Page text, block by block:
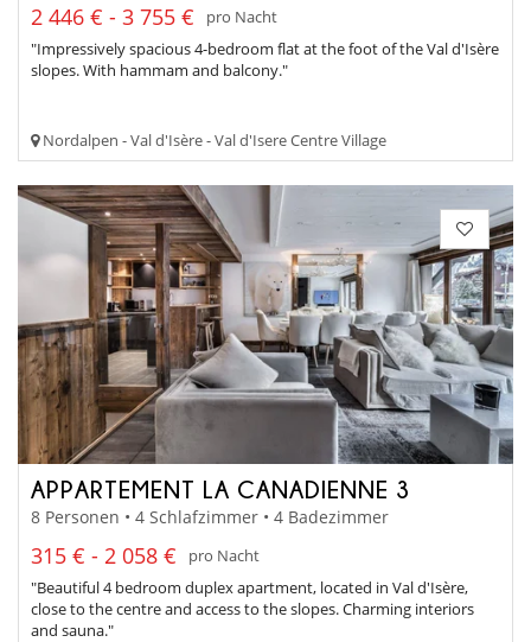
2 446 € - 3 755 €
pro Nacht
"Impressively spacious 4-bedroom flat at the foot of the Val d'Isère
slopes. With hammam and balcony."
Nordalpen - Val d'Isère - Val d'Isere Centre Village
APPARTEMENT LA CANADIENNE 3
8 Personen • 4 Schlafzimmer • 4 Badezimmer
315 € - 2 058 €
pro Nacht
"Beautiful 4 bedroom duplex apartment, located in Val d'Isère,
close to the centre and access to the slopes. Charming interiors
and sauna."